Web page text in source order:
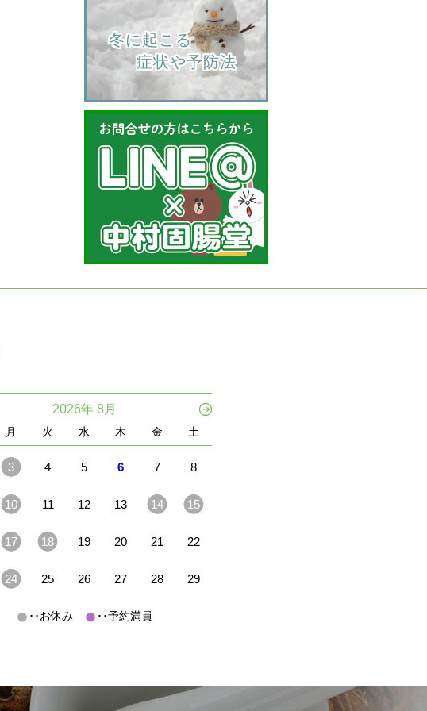
    冬に起こる
         症状や予防法
2026年 8月
月 火 水 木 金 土
3 4 5 6 7 8
10 11 12 13 14 15
17 18 19 20 21 22
24 25 26 27 28 29
･･お休み ･･予約満員